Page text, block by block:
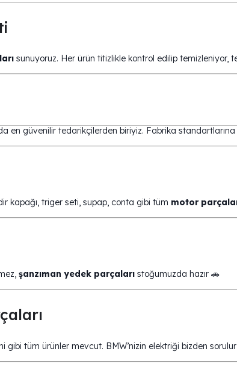
sunuyoruz. Her ürün titizlikle kontrol edilip temizleniyor,
en güvenilir tedarikçilerden biriyiz. Fabrika
kapağı, triger seti, supap, conta gibi tüm motor
şanzıman yedek parçaları stoğumuzda hazır 🚗
tüm ürünler mevcut. BMW’nizin elektriği bizden sorulur